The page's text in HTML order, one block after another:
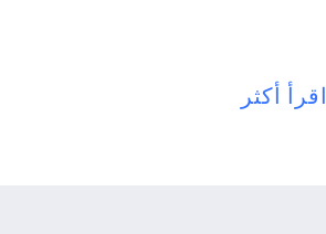
اقرأ أكثر